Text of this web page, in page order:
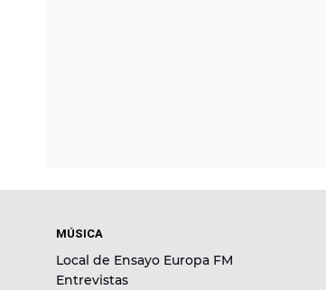
MÚSICA
Local de Ensayo Europa FM
Entrevistas